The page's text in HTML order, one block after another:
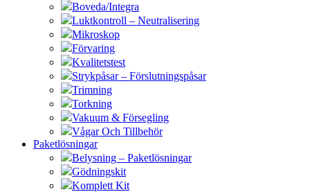
Boveda/Integra
Luktkontroll – Neutralisering
Mikroskop
Förvaring
Kvalitetstest
Strykpåsar – Förslutningspåsar
Trimning
Torkning
Vakuum & Försegling
Vågar Och Tillbehör
Paketlösningar
Belysning – Paketlösningar
Gödningskit
Komplett Kit